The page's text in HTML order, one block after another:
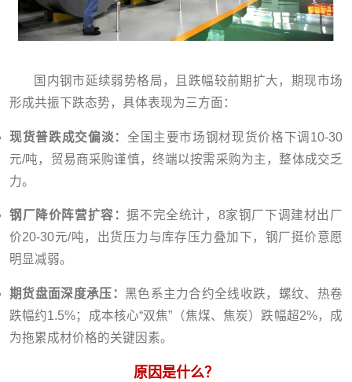
国内钢市延续弱势格局，且跌幅较前期扩大，期现市场
形成共振下跌态势，具体表现为三方面：
现货普跌成交偏淡： 全国主要市场钢材现货价格下调10-30
元/吨，贸易商采购谨慎，终端以按需采购为主，整体成交乏
力。
钢厂降价阵营扩容：据不完全统计，8家钢厂下调建材出厂
价20-30元/吨，出货压力与库存压力叠加下，钢厂挺价意愿
明显减弱。
期货盘面深度承压： 黑色系主力合约全线收跌，螺纹、热卷
跌幅约1.5%；成本核心“双焦”（焦煤、焦炭）跌幅超2%，成
为拖累成材价格的关键因素。
原因是什么？